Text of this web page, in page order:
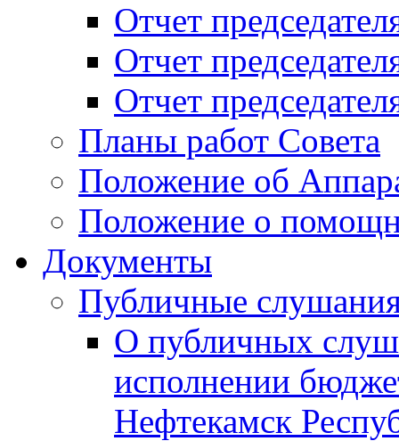
Отчет
Отчет
Отчет
Планы работ Совета
Положение об
Положение о
Документы
Публичные
О публичных
исполнении
Нефтекамск